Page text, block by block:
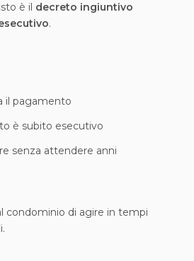
è il decreto ingiuntivo
.
il pagamento
è subito esecutivo
senza attendere anni
condominio di agire in tempi